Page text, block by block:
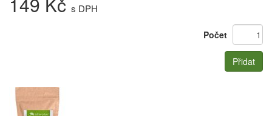
s DPH
Počet
Přidat